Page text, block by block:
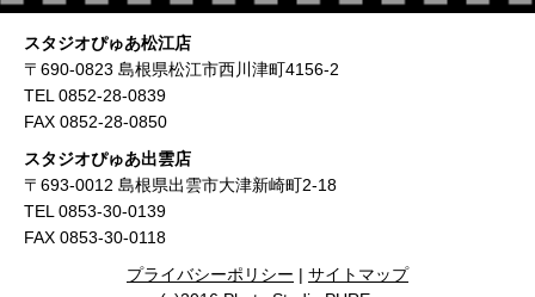
スタジオぴゅあ松江店
〒690-0823 島根県松江市西川津町4156-2
TEL 0852-28-0839
FAX 0852-28-0850
スタジオぴゅあ出雲店
〒693-0012 島根県出雲市大津新崎町2-18
TEL 0853-30-0139
FAX 0853-30-0118
プライバシーポリシー | サイトマップ